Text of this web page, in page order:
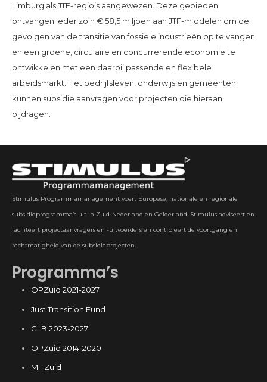
Limburg als JTF-regio’s aangewezen. Deze gebieden
ontvangen ieder zo’n € 58,5 miljoen aan JTF-middelen om de
gevolgen van de transitie van fossiele industrieën op te vangen
en een groene, circulaire en concurrerende economie te
ontwikkelen met een daarbij passende en flexibele
arbeidsmarkt. Het bedrijfsleven, onderwijs en gemeenten
kunnen subsidie aanvragen voor projecten die hieraan
bijdragen.
Stimulus Programmamanagement voert Europese, nationale en regionale
subsidieprogramma’s uit in Zuid-Nederland en Gelderland. Stimulus adviseert en
faciliteert projectaanvragers en -uitvoerders en controleert de voortgang en
rechtmatigheid van de subsidieprojecten.
Programma’s
OPZuid 2021-2027
Just Transition Fund
GLB 2023-2027
OPZuid 2014-2020
MITZuid